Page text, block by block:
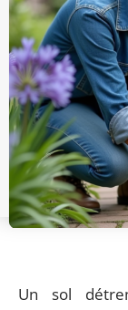
Un sol